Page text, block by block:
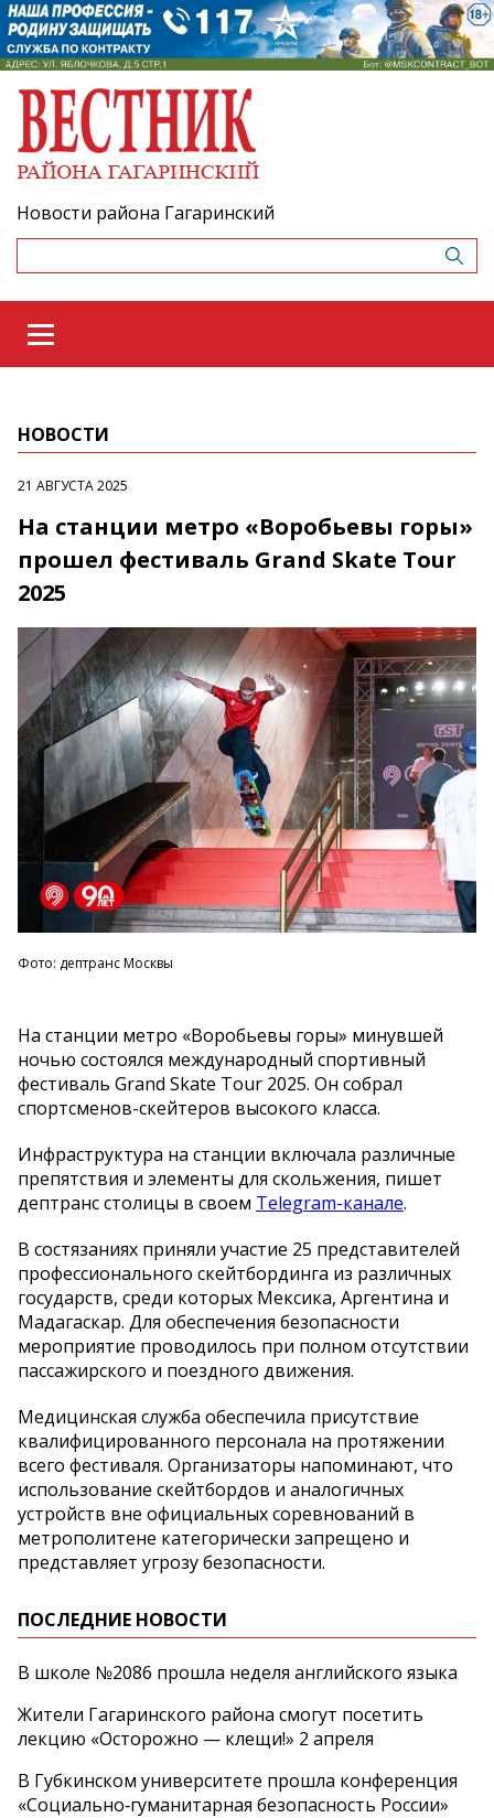
Новости района Гагаринский
НОВОСТИ
21 АВГУСТА 2025
На станции метро «Воробьевы горы»
прошел фестиваль Grand Skate Tour
2025
Фото: дептранс Москвы
На станции метро «Воробьевы горы» минувшей
ночью состоялся международный спортивный
фестиваль Grand Skate Tour 2025. Он собрал
спортсменов-скейтеров высокого класса.
Инфраструктура на станции включала различные
препятствия и элементы для скольжения, пишет
дептранс столицы в своем Telegram-канале.
В состязаниях приняли участие 25 представителей
профессионального скейтбординга из различных
государств, среди которых Мексика, Аргентина и
Мадагаскар. Для обеспечения безопасности
мероприятие проводилось при полном отсутствии
пассажирского и поездного движения.
Медицинская служба обеспечила присутствие
квалифицированного персонала на протяжении
всего фестиваля. Организаторы напоминают, что
использование скейтбордов и аналогичных
устройств вне официальных соревнований в
метрополитене категорически запрещено и
представляет угрозу безопасности.
ПОСЛЕДНИЕ НОВОСТИ
В школе №2086 прошла неделя английского языка
Жители Гагаринского района смогут посетить
лекцию «Осторожно — клещи!» 2 апреля
В Губкинском университете прошла конференция
«Социально‑гуманитарная безопасность России»